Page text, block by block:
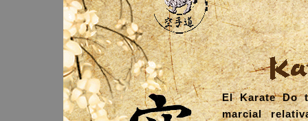
El Karate Do
marcial